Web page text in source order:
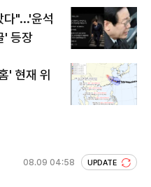
다"...'윤석
' 등장
' 현재 위
08.09 04:58 UPDATE